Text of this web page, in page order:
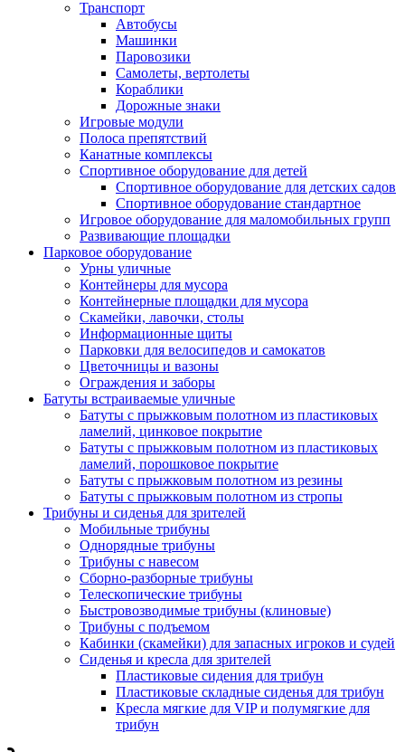
Транспорт
Автобусы
Машинки
Паровозики
Самолеты, вертолеты
Кораблики
Дорожные знаки
Игровые модули
Полоса препятствий
Канатные комплексы
Спортивное оборудование для детей
Спортивное оборудование для детских садов
Спортивное оборудование стандартное
Игровое оборудование для маломобильных групп
Развивающие площадки
Парковое оборудование
Урны уличные
Контейнеры для мусора
Контейнерные площадки для мусора
Скамейки, лавочки, столы
Информационные щиты
Парковки для велосипедов и самокатов
Цветочницы и вазоны
Ограждения и заборы
Батуты встраиваемые уличные
Батуты с прыжковым полотном из пластиковых
ламелий, цинковое покрытие
Батуты с прыжковым полотном из пластиковых
ламелий, порошковое покрытие
Батуты с прыжковым полотном из резины
Батуты с прыжковым полотном из стропы
Трибуны и сиденья для зрителей
Мобильные трибуны
Однорядные трибуны
Трибуны с навесом
Сборно-разборные трибуны
Телескопические трибуны
Быстровозводимые трибуны (клиновые)
Трибуны с подъемом
Кабинки (скамейки) для запасных игроков и судей
Сиденья и кресла для зрителей
Пластиковые сидения для трибун
Пластиковые складные сиденья для трибун
Кресла мягкие для VIP и полумягкие для
трибун